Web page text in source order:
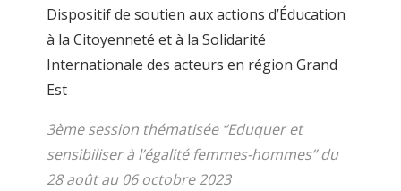
Dispositif de soutien aux actions d’Éducation
à la Citoyenneté et à la Solidarité
Internationale des acteurs en région Grand
Est
3ème session thématisée “Eduquer et
sensibiliser à l’égalité femmes-hommes” du
28 août au 06 octobre 2023